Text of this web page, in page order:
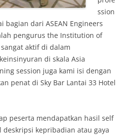
ssion
bagian dari ASEAN Engineers
pengurus the Institution of
aktif di dalam
di skala Asia
session juga kami isi dengan
penat di Sky Bar Lantai 33 Hotel
peserta mendapatkan hasil self
kepribadian atau gaya